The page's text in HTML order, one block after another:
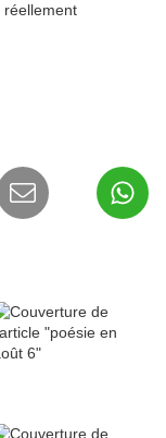
réellement